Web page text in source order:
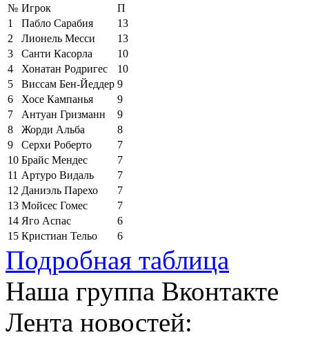
№ Игрок
П
1
Пабло Сарабия
13
2
Лионель Месси
13
3
Санти Касорла
10
4
Хонатан Родригес
10
5
Виссам Бен-Йеддер 9
6
Хосе Кампанья
9
7
Антуан Гризманн
9
8
Жорди Альба
8
9
Серхи Роберто
7
10 Брайс Мендес
7
11 Артуро Видаль
7
12 Даниэль Парехо
7
13 Мойсес Гомес
7
14 Яго Аспас
6
15 Кристиан Тельо 6
Подробная таблица
Наша группа Вконтакте
Лента новостей: